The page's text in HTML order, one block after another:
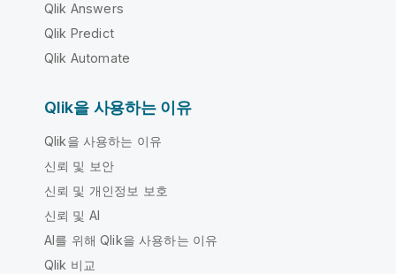
Qlik Answers
Qlik Predict
Qlik Automate
Qlik을 사용하는 이유
Qlik을 사용하는 이유
신뢰 및 보안
신뢰 및 개인정보 보호
신뢰 및 AI
AI를 위해 Qlik을 사용하는 이유
Qlik 비교